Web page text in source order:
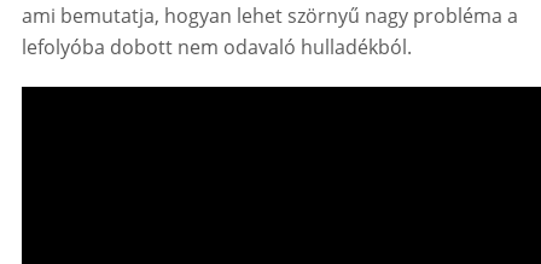
ami bemutatja, hogyan lehet szörnyű nagy probléma a
lefolyóba dobott nem odavaló hulladékból.